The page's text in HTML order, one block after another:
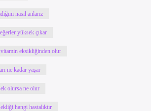
nasıl anlarız
yüksek çıkar
eksikliğinden olur
ne kadar yaşar
olursa ne olur
hangi hastalıktır